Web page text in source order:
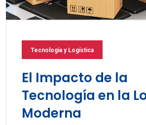
Tecnología y Logística
El Impacto de la
Tecnología en la
Moderna